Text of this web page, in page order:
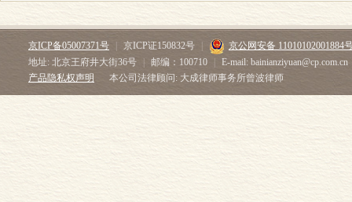
京ICP备05007371号 京ICP证150832号
京公网安备 11010102001884
地址: 北京王府井大街36号
邮编：100710
E-mail: bainianziyuan@cp.com.cn
产品隐私权声明
本公司法律顾问: 大成律师事务所曾波律师